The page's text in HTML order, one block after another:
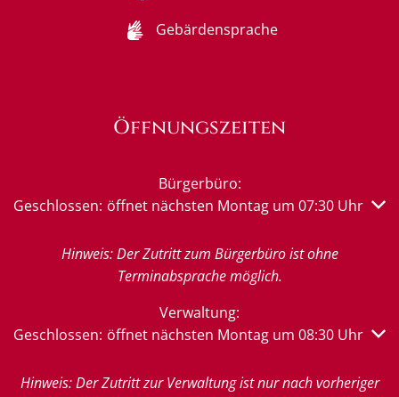
Gebärdensprache
Öffnungszeiten
Bürgerbüro:
Klicken, um weitere Öffnungs- oder Schließzeiten
Geschlossen: öffnet nächsten Montag um 07:30 Uhr
Hinweis: Der Zutritt zum Bürgerbüro ist ohne
Terminabsprache möglich.
Verwaltung:
Klicken, um weitere Öffnungs- oder Schließzeiten
Geschlossen: öffnet nächsten Montag um 08:30 Uhr
Hinweis: Der Zutritt zur Verwaltung ist nur nach vorheriger